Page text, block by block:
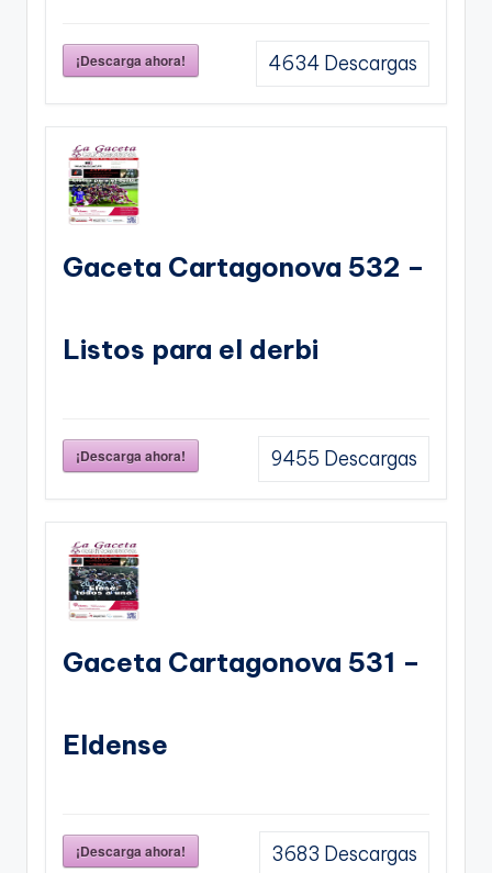
¡Descarga ahora! 4634 Descargas
Gaceta Cartagonova 532 –
Listos para el derbi
¡Descarga ahora! 9455 Descargas
Gaceta Cartagonova 531 –
Eldense
¡Descarga ahora! 3683 Descargas